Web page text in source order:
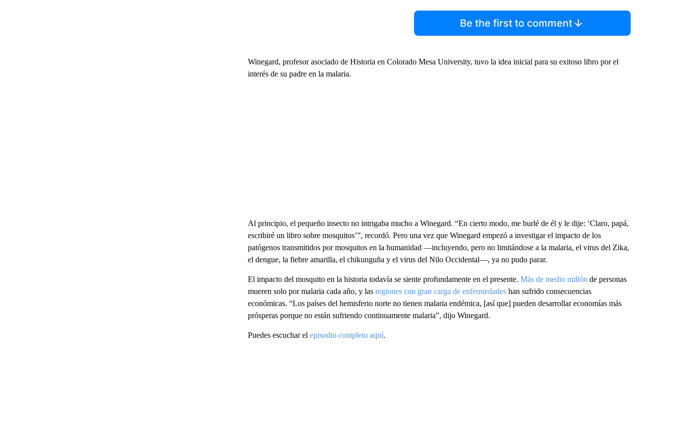
Be the first to comment
Winegard, profesor asociado de Historia en Colorado Mesa University, tuvo la idea inicial para su exitoso libro por el
interés de su padre en la malaria.
Al principio, el pequeño insecto no intrigaba mucho a Winegard. “En cierto modo, me burlé de él y le dije: ‘Claro, papá,
escribiré un libro sobre mosquitos’”, recordó. Pero una vez que Winegard empezó a investigar el impacto de los
patógenos transmitidos por mosquitos en la humanidad —incluyendo, pero no limitándose a la malaria, el virus del Zika,
el dengue, la fiebre amarilla, el chikunguña y el virus del Nilo Occidental—, ya no pudo parar.
El impacto del mosquito en la historia todavía se siente profundamente en el presente. Más de medio millón de personas
mueren solo por malaria cada año, y las regiones con gran carga de enfermedadeshan sufrido consecuencias
económicas. “Los países del hemisferio norte no tienen malaria endémica, [así que] pueden desarrollar economías más
prósperas porque no están sufriendo continuamente malaria”, dijo Winegard.
Puedes escuchar el episodio completo aquí.